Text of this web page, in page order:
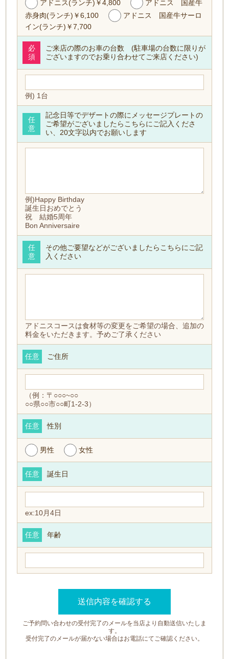
アドニス(ランチ)￥4,800
アドニス 国産牛
赤身肉(ランチ)￥6,100
アドニス 国産牛サーロ
イン(ランチ)￥7,700
ご来店の際のお車の台数 (駐車場の台数に限りが
ございますのでお乗り合わせてご来店ください)
必
須
例) 1台
記念日等でデザートの際にメッセージプレートの
ご希望がございましたらこちらにご記入くださ
い、20文字以内でお願いします
任
意
例)Happy Birthday
誕生日おめでとう
祝 結婚5周年
Bon Anniversaire
その他ご要望などがございましたらこちらにご記
入ください
任
意
アドニスコースは食材等の変更をご希望の場合、追加の
料金をいただきます。予めご了承ください
ご住所
任意
（例：〒○○○~○○
○○県○○市○○町1-2-3）
性別
任意
男性 女性
誕生日
任意
ex:10月4日
年齢
任意
ご予約問い合わせの受付完了のメールを当店より自動送信いたしま
す。
受付完了のメールが届かない場合はお電話にてご確認ください。